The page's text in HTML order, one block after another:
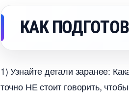
КАК
1) Узнайте детали заранее:
точно НЕ стоит говорить,